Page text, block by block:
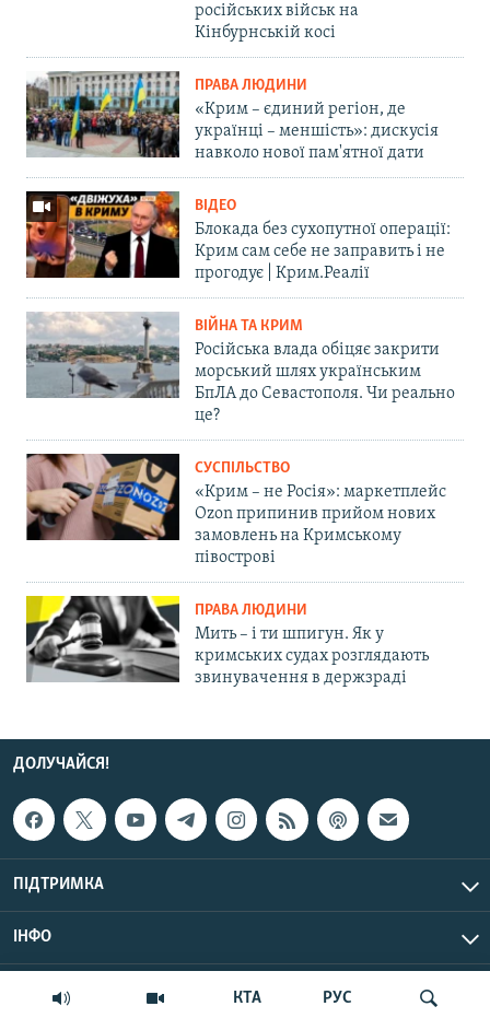
КТА РУС
російських військ на
Кінбурнській косі
ПРАВА ЛЮДИНИ
«Крим – єдиний регіон, де
українці – меншість»: дискусія
навколо нової пам'ятної дати
ВІДЕО
Блокада без сухопутної операції:
Крим сам себе не заправить і не
прогодує | Крим.Реалії
ВІЙНА ТА КРИМ
Російська влада обіцяє закрити
морський шлях українським
БпЛА до Севастополя. Чи реально
це?
СУСПІЛЬСТВО
«Крим – не Росія»: маркетплейс
Ozon припинив прийом нових
замовлень на Кримському
півострові
ПРАВА ЛЮДИНИ
Мить – і ти шпигун. Як у
кримських судах розглядають
звинувачення в держзраді
ДОЛУЧАЙСЯ!
ПІДТРИМКА
ІНФО
© Крим.Реалії, 2026 | Усі права застережено.